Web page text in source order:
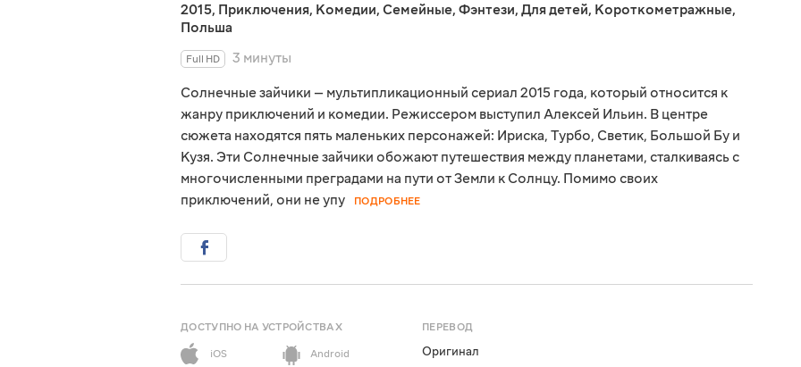
2015, Приключения, Комедии, Семейные, Фэнтези, Для детей, Короткометражные,
Польша
Full HD
3 минуты
Солнечные зайчики — мультипликационный сериал 2015 года, который относится к
жанру приключений и комедии. Режиссером выступил Алексей Ильин. В центре
сюжета находятся пять маленьких персонажей: Ириска, Турбо, Светик, Большой Бу и
Кузя. Эти Солнечные зайчики обожают путешествия между планетами, сталкиваясь с
многочисленными преградами на пути от Земли к Солнцу. Помимо своих
приключений, они не упу
ПОДРОБНЕЕ
ДОСТУПНО НА УСТРОЙСТВАХ
iOS
Android
ПЕРЕВОД
Оригинал